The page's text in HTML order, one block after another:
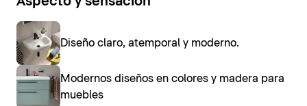
Diseño claro, atemporal y moderno.
Modernos diseños en colores y madera para
muebles